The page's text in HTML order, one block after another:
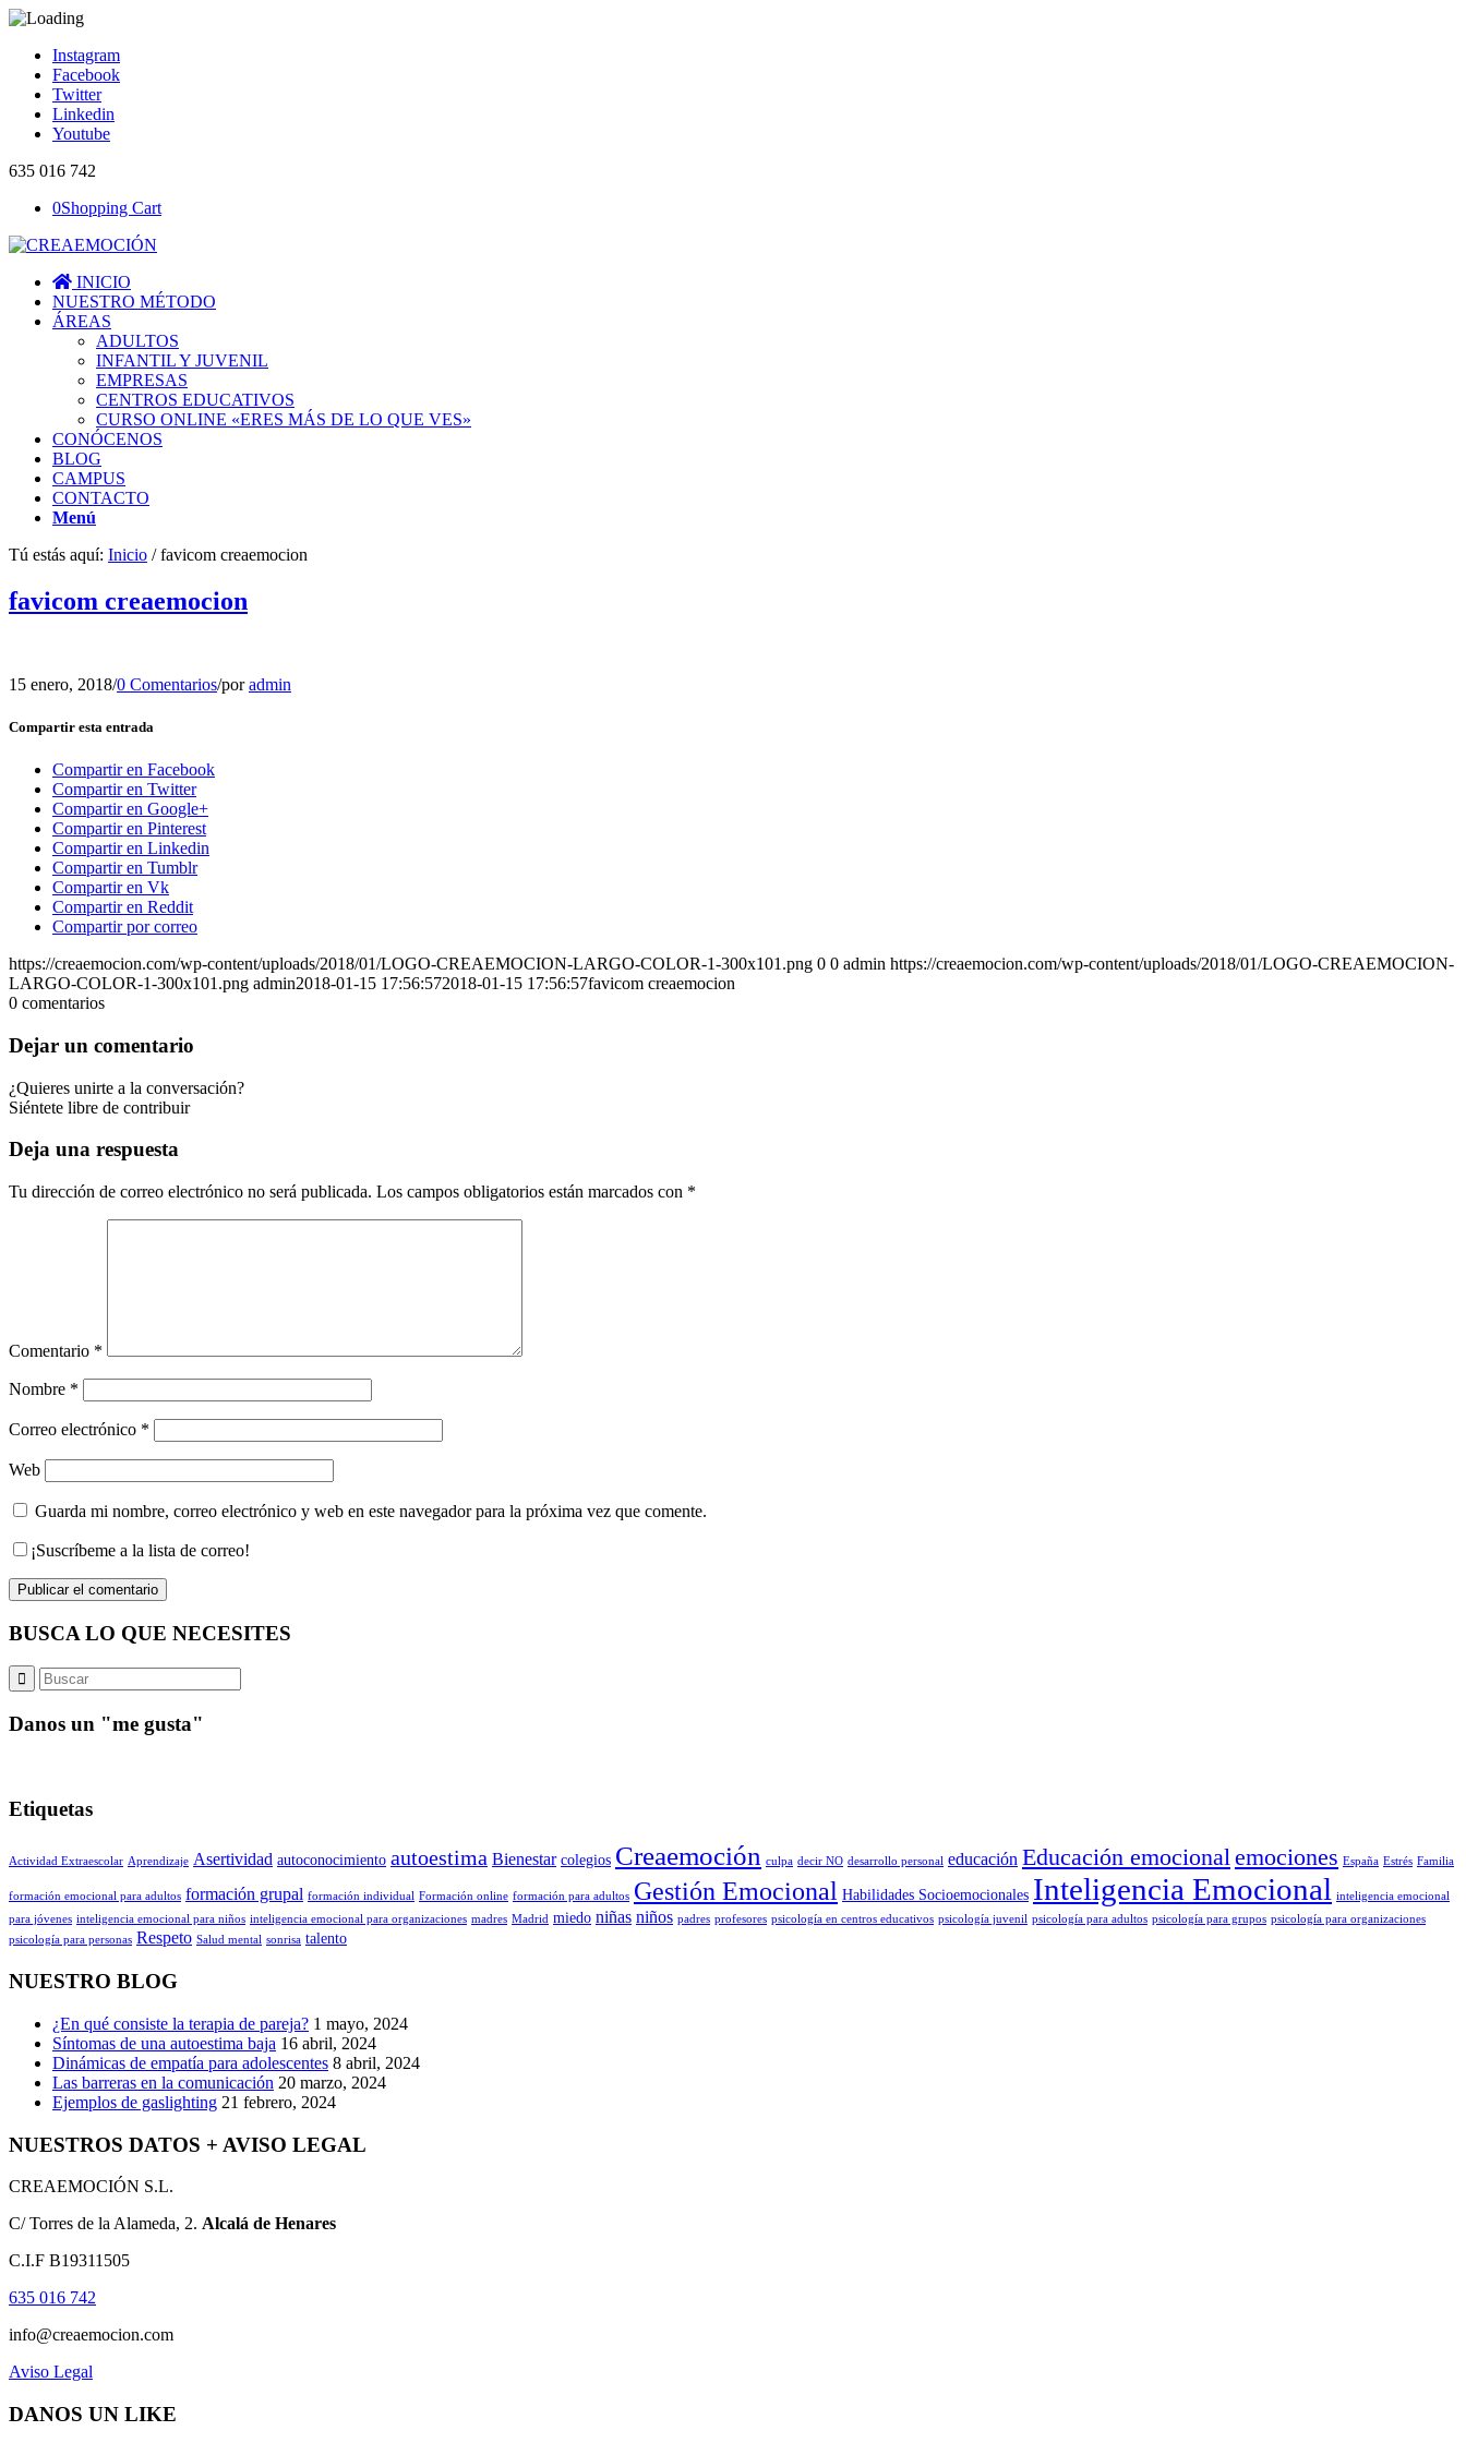
Instagram
Facebook
Twitter
Linkedin
Youtube
635 016 742
0Shopping Cart
INICIO
NUESTRO MÉTODO
ÁREAS
ADULTOS
INFANTIL Y JUVENIL
EMPRESAS
CENTROS EDUCATIVOS
CURSO ONLINE «ERES MÁS DE LO QUE VES»
CONÓCENOS
BLOG
CAMPUS
CONTACTO
Menú
Tú estás aquí: Inicio / favicom creaemocion
favicom creaemocion
15 enero, 2018/0 Comentarios/poradmin
Compartir esta entrada
Compartir en Facebook
Compartir en Twitter
Compartir en Google+
Compartir en Pinterest
Compartir en Linkedin
Compartir en Tumblr
Compartir en Vk
Compartir en Reddit
Compartir por correo
https://creaemocion.com/wp-content/uploads/2018/01/LOGO-CREAEMOCION-LARGO-COLOR-1-300x101.png 0 0 admin https://creaemocion.com/wp-content/uploads/2018/01/LOGO-CREAEMOCION-
LARGO-COLOR-1-300x101.png admin2018-01-15 17:56:572018-01-15 17:56:57favicom creaemocion
0 comentarios
Dejar un comentario
¿Quieres unirte a la conversación?
Siéntete libre de contribuir
Deja una respuesta
Tu dirección de correo electrónico no será publicada. Los campos obligatorios están marcados con *
Comentario *
Nombre *
Correo electrónico *
Web
Guarda mi nombre, correo electrónico y web en este navegador para la próxima vez que comente.
¡Suscríbeme a la lista de correo!
BUSCA LO QUE NECESITES
Danos un "me gusta"
Etiquetas
Actividad Extraescolar Aprendizaje Asertividad autoconocimiento autoestima Bienestar colegios Creaemoción culpa decir NO desarrollo personal educación Educación emocionalemociones España Estrés Familia
formación emocional para adultos formación grupal formación individual Formación online formación para adultos Gestión Emocional Habilidades Socioemocionales Inteligencia Emocional inteligencia emocional
para jóvenes inteligencia emocional para niños inteligencia emocional para organizaciones madres Madrid miedo niñas niños padres profesores psicología en centros educativos psicología juvenil psicología para adultos psicología para grupos psicología para organizaciones
psicología para personas Respeto Salud mental sonrisa talento
NUESTRO BLOG
¿En qué consiste la terapia de pareja? 1 mayo, 2024
Síntomas de una autoestima baja 16 abril, 2024
Dinámicas de empatía para adolescentes 8 abril, 2024
Las barreras en la comunicación 20 marzo, 2024
Ejemplos de gaslighting 21 febrero, 2024
NUESTROS DATOS + AVISO LEGAL
CREAEMOCIÓN S.L.
C/ Torres de la Alameda, 2. Alcalá de Henares
C.I.F B19311505
635 016 742
info@creaemocion.com
Aviso Legal
DANOS UN LIKE